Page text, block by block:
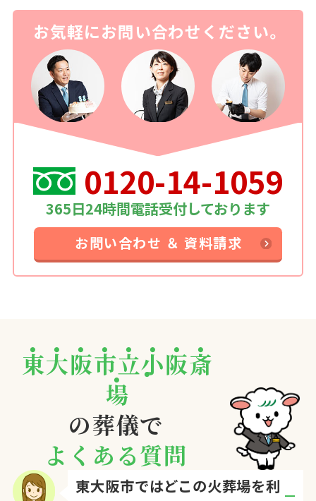
お気軽にお問い合わせください。
0120-14-1059
365日24時間電話受付しております
お問い合わせ ＆ 資料請求
東大阪市立小阪斎
場
の葬儀で
よくある質問
東大阪市ではどこの火葬場を利